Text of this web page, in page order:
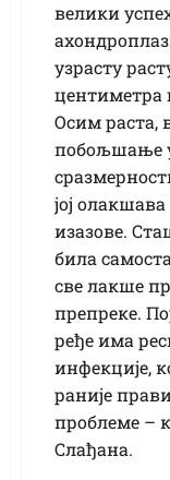
велики
узрасту
центиметра
Осим раста,
побољшање
јој
изазове.
била
све лакше
препреке.
ређе има
инфекције,
раније
проблеме –
Слађана.